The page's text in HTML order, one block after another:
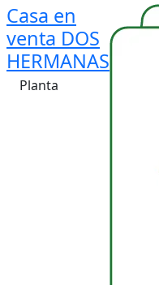
Casa en
venta DOS
HERMANAS
Planta